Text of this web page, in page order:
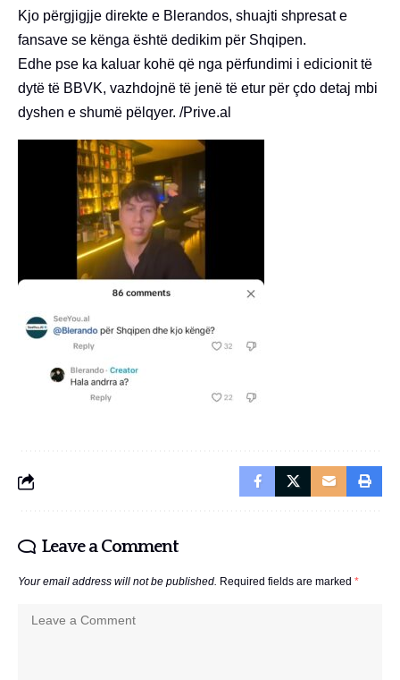
Kjo përgjigjje direkte e Blerandos, shuajti shpresat e
fansave se kënga është dedikim për Shqipen.
Edhe pse ka kaluar kohë që nga përfundimi i edicionit të
dytë të BBVK, vazhdojnë të jenë të etur për çdo detaj mbi
dyshen e shumë pëlqyer. /Prive.al
Leave a Comment
Your email address will not be published. Required fields are marked *